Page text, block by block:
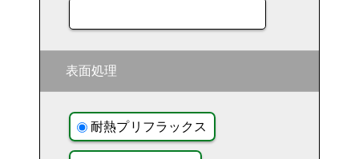
表面処理
耐熱プリフラックス